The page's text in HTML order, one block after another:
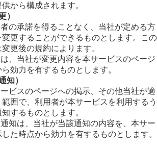
から構成されます。
）
者の承諾を得ることなく、当社が定める方
更することができるものとします。この
更後の規約によります。
は、当社が変更内容を本サービスのページ
効力を有するものとします。
知）
ービスのページへの掲示、その他当社が適
囲で、利用者が本サービスを利用するう
するものとします。
通知は、当社が当該通知の内容を、本サー
た時点から効力を有するものとします。